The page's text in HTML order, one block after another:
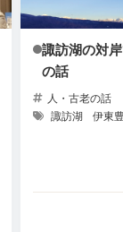
諏訪湖の対
の話
人・古老の話
諏訪湖
伊東